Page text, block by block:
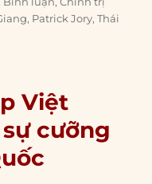
, Patrick Jory,Thái
Việt
cưỡng